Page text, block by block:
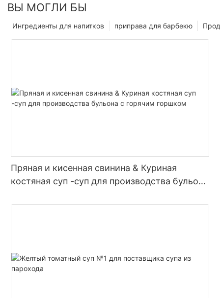
ВЫ МОГЛИ БЫ
приправа для барбекю
Ингредиенты для напитков
Пряная и кисенная свинина & Куриная
костяная суп -суп для производства бульона